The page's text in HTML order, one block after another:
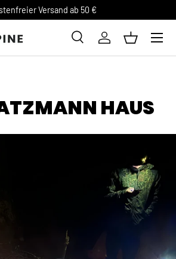
Versand ab 50 €
SucheEinloggen
HAUS